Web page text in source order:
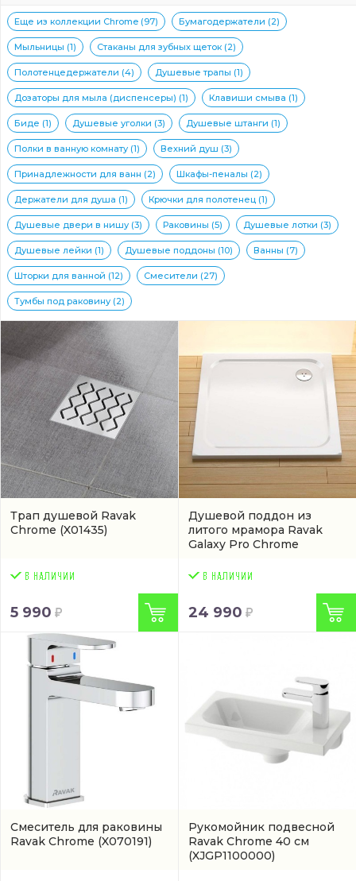
Еще из коллекции Chrome (97) Бумагодержатели (2)
Мыльницы (1) Стаканы для зубных щеток (2)
Полотенцедержатели (4) Душевые трапы (1)
Дозаторы для мыла (диспенсеры) (1) Клавиши смыва (1)
Биде (1) Душевые уголки (3) Душевые штанги (1)
Полки в ванную комнату (1) Вехний душ (3)
Принадлежности для ванн (2) Шкафы-пеналы (2)
Держатели для душа (1) Крючки для полотенец (1)
Душевые двери в нишу (3) Раковины (5) Душевые лотки (3)
Душевые лейки (1) Душевые поддоны (10) Ванны (7)
Шторки для ванной (12) Смесители (27)
Тумбы под раковину (2)
Трап душевой Ravak
Chrome (X01435)
5 990
Душевой поддон из
литого мрамора Ravak
Galaxy Pro Chrome
24 990
Смеситель для раковины
Ravak Chrome (X070191)
Рукомойник подвесной
Ravak Chrome 40 см
(XJGP1100000)